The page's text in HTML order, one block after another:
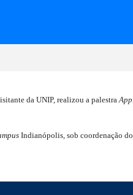
da UNIP, realizou a palestra
Indianópolis, sob coordenação